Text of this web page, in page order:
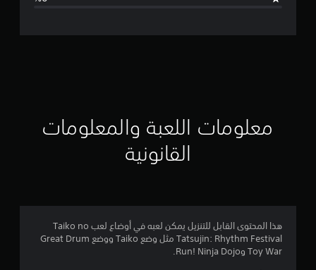
ق
م
معلومات اللعبة والمعلومات
القانونية
هذا المحتوى القابل للتنزيل يمكن لعبه في أوضاع لعب Taiko no
Tatsujin: Rhythm Festival مثل وضع Taiko ووضع Great Drum
Toy War وRun! Ninja Dojo.